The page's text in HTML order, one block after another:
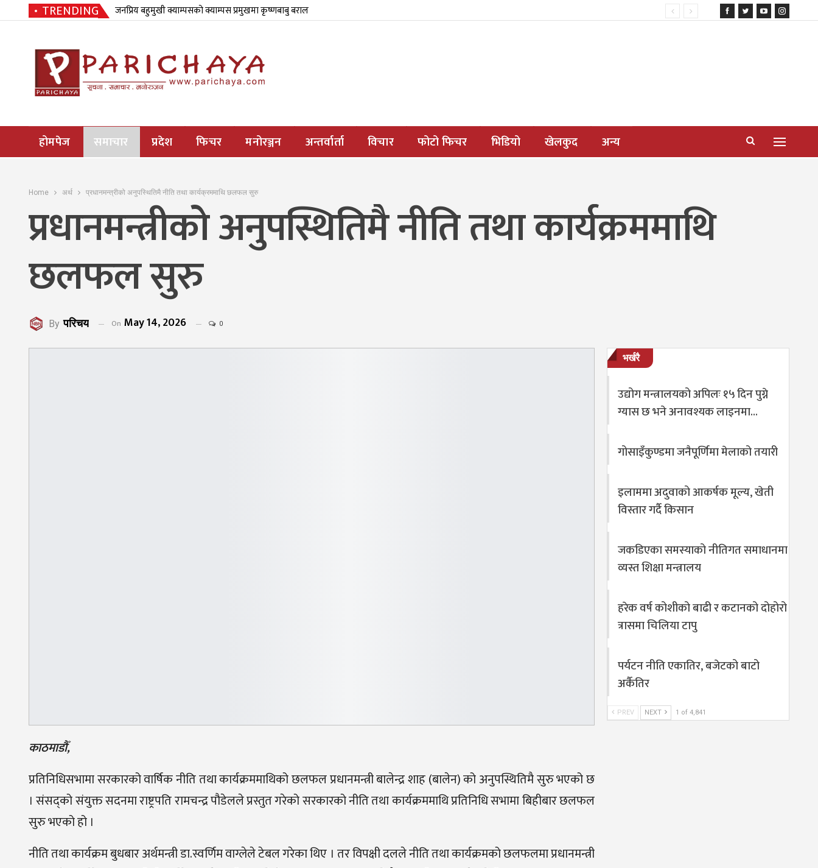
TRENDING जनप्रिय बहुमुखी क्याम्पसको क्याम्पस प्रमुखमा कृष्णबाबु बराल
होमपेज समाचार प्रदेश फिचर मनोरञ्जन अन्तर्वार्ता विचार फोटो फिचर भिडियो खेलकुद अन्य
Home अर्थ प्रधानमन्त्रीको अनुपस्थितिमै नीति तथा कार्यक्रममाथि छलफल सुरु
प्रधानमन्त्रीको अनुपस्थितिमै नीति तथा कार्यक्रममाथि
छलफल सुरु
By परिचय On May 14, 2026 0
काठमाडौँ,
प्रतिनिधिसभामा सरकारको वार्षिक नीति तथा कार्यक्रममाथिको छलफल प्रधानमन्त्री बालेन्द्र शाह (बालेन) को अनुपस्थितिमै सुरु भएको छ
। संसद्को संयुक्त सदनमा राष्ट्रपति रामचन्द्र पौडेलले प्रस्तुत गरेको सरकारको नीति तथा कार्यक्रममाथि प्रतिनिधि सभामा बिहीबार छलफल
सुरु भएको हो ।
नीति तथा कार्यक्रम बुधबार अर्थमन्त्री डा.स्वर्णिम वाग्लेले टेबल गरेका थिए । तर विपक्षी दलले नीति तथा कार्यक्रमको छलफलमा प्रधानमन्त्री
भर्खरै
उद्योग मन्त्रालयको अपिलः १५ दिन पुग्ने
ग्यास छ भने अनावश्यक लाइनमा…
गोसाइँकुण्डमा जनैपूर्णिमा मेलाको तयारी
इलाममा अदुवाको आकर्षक मूल्य, खेती
विस्तार गर्दै किसान
जकडिएका समस्याको नीतिगत समाधानमा
व्यस्त शिक्षा मन्त्रालय
हरेक वर्ष कोशीको बाढी र कटानको दोहोरो
त्रासमा चिलिया टापु
पर्यटन नीति एकातिर, बजेटको बाटो
अर्कैतिर
PREV NEXT 1 of 4,841